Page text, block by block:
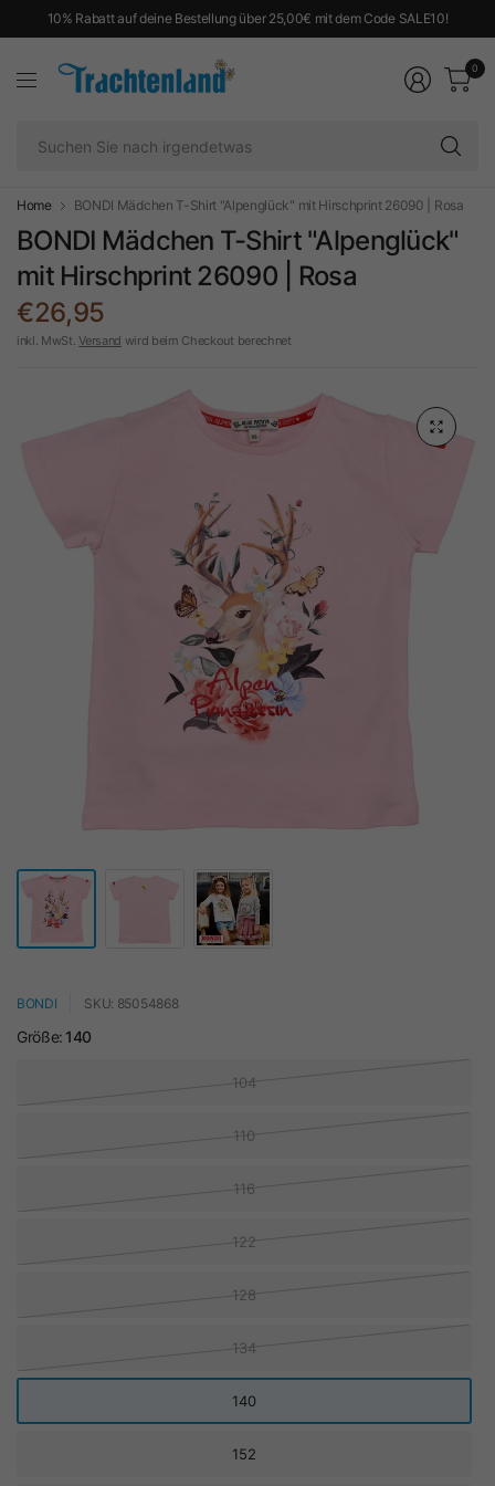
10% Rabatt auf deine Bestellung über 25,00€ mit dem Code SALE10!
0
Home BONDI Mädchen T-Shirt "Alpenglück" mit Hirschprint 26090 | Rosa
BONDI Mädchen T-Shirt "Alpenglück"
mit Hirschprint 26090 | Rosa
€26,95
inkl. MwSt.Versand wird beim Checkout berechnet
BONDI SKU: 85054868
Größe: 140
104
110
116
122
128
134
140
152